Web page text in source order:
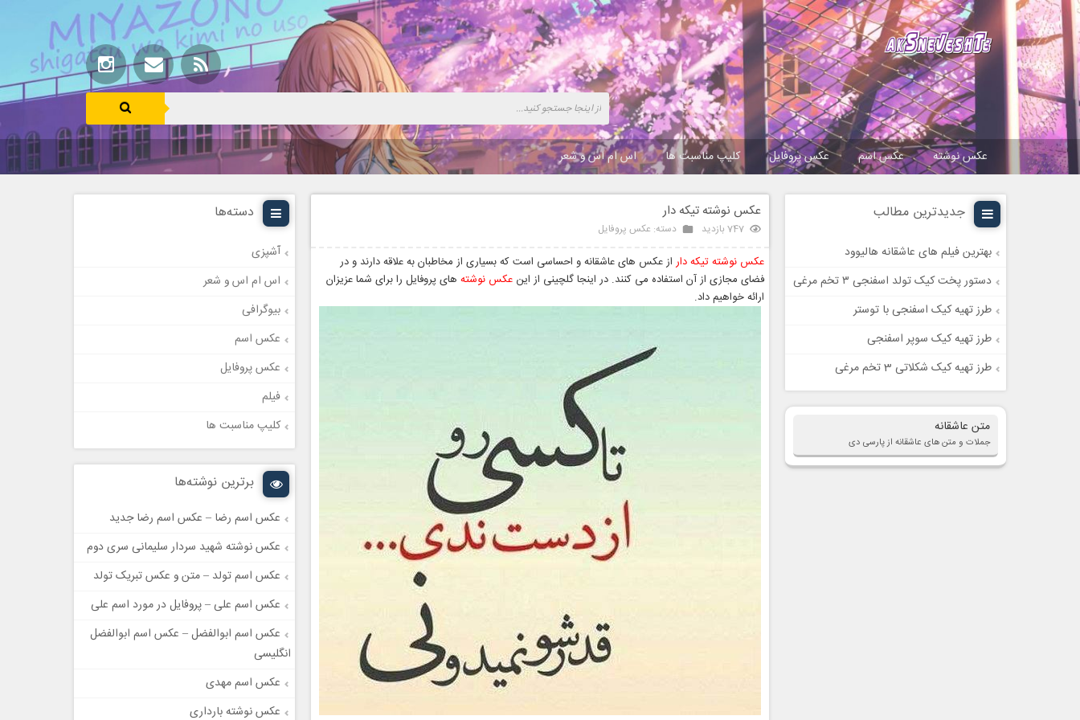
عکس نوشته عکس اسم عکس پروفایل کلیپ مناسبت ها اس ام اس و شعر
جدیدترین مطالب
بهترین فیلم های عاشقانه هالیوود
دستور پخت کیک تولد اسفنجی ۳ تخم مرغی
طرز تهیه کیک اسفنجی با توستر
طرز تهیه کیک سوپر اسفنجی
طرز تهیه کیک شکلاتی 3 تخم مرغی
متن عاشقانه
جملات و متن های عاشقانه از پارسی دی
عکس نوشته تیکه دار
747 بازدید دسته: عکس پروفایل
عکس نوشته تیکه دار از عکس های عاشقانه و احساسی است که بسیاری از مخاطبان به علاقه دارند و در
فضای مجازی از آن استفاده می کنند. در اینجا گلچینی از این عکس نوشته های پروفایل را برای شما عزیزان
ارائه خواهیم داد.
دسته‌ها
آشپزی
اس ام اس و شعر
بیوگرافی
عکس اسم
عکس پروفایل
فیلم
کلیپ مناسبت ها
برترین نوشته‌ها
عکس اسم رضا – عکس اسم رضا جدید
عکس نوشته شهید سردار سلیمانی سری دوم
عکس اسم تولد – متن و عکس تبریک تولد
عکس اسم علی – پروفایل در مورد اسم علی
عکس اسم ابوالفضل – عکس اسم ابوالفضل
انگلیسی
عکس اسم مهدی
عکس نوشته بارداری